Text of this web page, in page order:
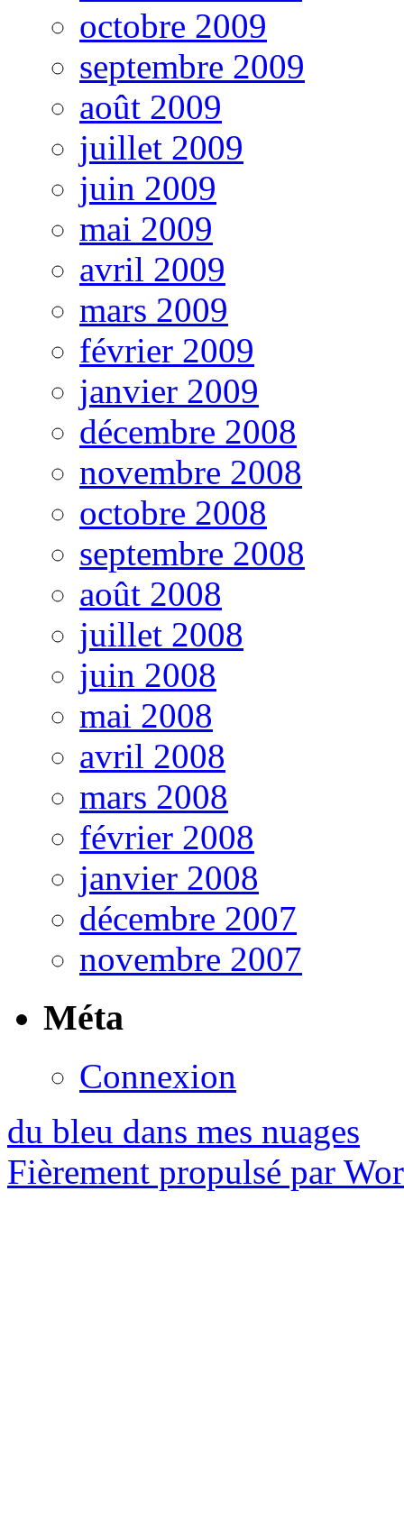
octobre 2009
septembre 2009
août 2009
juillet 2009
juin 2009
mai 2009
avril 2009
mars 2009
février 2009
janvier 2009
décembre 2008
novembre 2008
octobre 2008
septembre 2008
août 2008
juillet 2008
juin 2008
mai 2008
avril 2008
mars 2008
février 2008
janvier 2008
décembre 2007
novembre 2007
Méta
Connexion
du bleu dans mes nuages
Fièrement propulsé par